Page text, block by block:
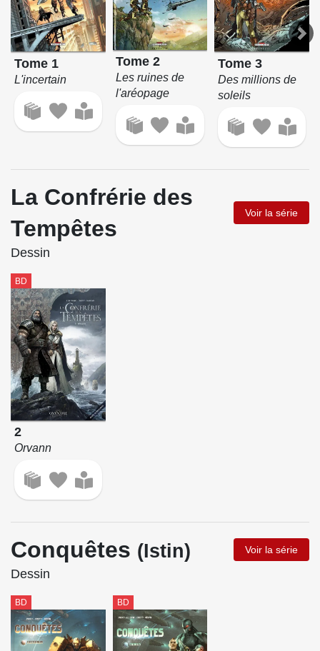
Tome 1
L'incertain
Tome 2
Les ruines de
l'aréopage
Tome 3
Des millions de
soleils
La Confrérie des
Tempêtes
Voir la série
Dessin
BD
2
Orvann
Conquêtes (Istin) Voir la série
Dessin
BD BD